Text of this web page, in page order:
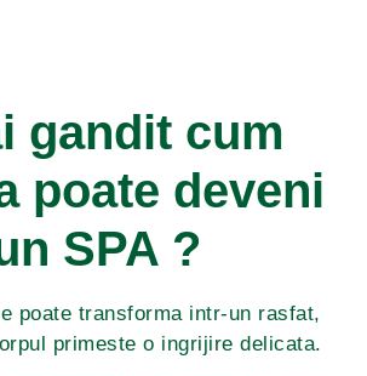
gandit cum
poate deveni
SPA ?
poate transforma intr-un rasfat,
primeste o ingrijire delicata.